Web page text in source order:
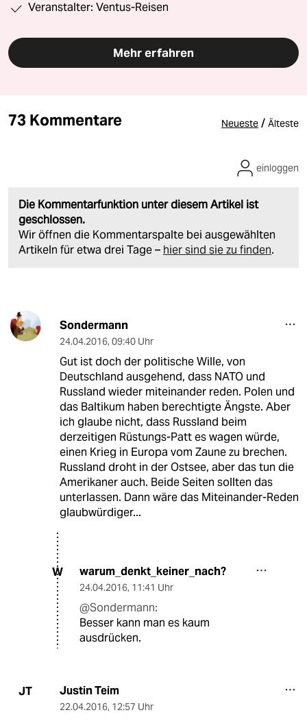
Veranstalter: Ventus-Reisen
Mehr erfahren
73 Kommentare Neueste / Älteste
Die Kommentarfunktion unter diesem Artikel ist
geschlossen.
Wir öffnen die Kommentarspalte bei ausgewählten
Artikeln für etwa drei Tage – hier sind sie zu finden.
einloggen
Sondermann
24.04.2016, 09:40 Uhr
Gut ist doch der politische Wille, von
Deutschland ausgehend, dass NATO und
Russland wieder miteinander reden. Polen und
das Baltikum haben berechtigte Ängste. Aber
ich glaube nicht, dass Russland beim
derzeitigen Rüstungs-Patt es wagen würde,
einen Krieg in Europa vom Zaune zu brechen.
Russland droht in der Ostsee, aber das tun die
Amerikaner auch. Beide Seiten sollten das
unterlassen. Dann wäre das Miteinander-Reden
glaubwürdiger...
W warum_denkt_keiner_nach?
24.04.2016, 11:41 Uhr
@Sondermann:
Besser kann man es kaum
ausdrücken.
JT Justin Teim
22.04.2016, 12:57 Uhr